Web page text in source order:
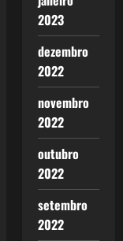
2023
dezembro
2022
novembro
2022
outubro
2022
setembro
2022